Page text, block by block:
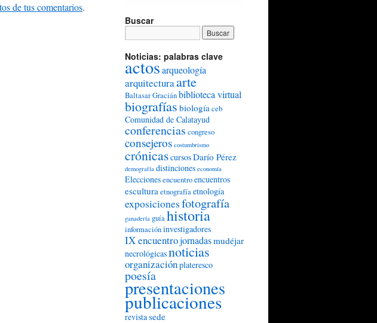
de tus comentarios.
Buscar
Noticias: palabras clave
actosarqueología
arquitecturaarte
Baltasar Graciánbiblioteca virtual
biografías biología ceb
Comunidad de Calatayud
conferencias congreso
consejeros costumbrismo
crónicascursosDarío Pérez
demografía distinciones economía
Eleccionesencuentroencuentros
escultura etnografíaetnología
exposicionesfotografía
ganadería guíahistoria
informacióninvestigadores
IX encuentrojornadasmudéjar
necrológicasnoticias
organizaciónplateresco
poesía
presentaciones
publicaciones
revistasede